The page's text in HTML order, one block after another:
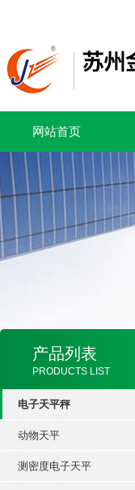
网站首页
产品列表
PRODUCTS LIST
电子天平秤
动物天平
测密度电子天平